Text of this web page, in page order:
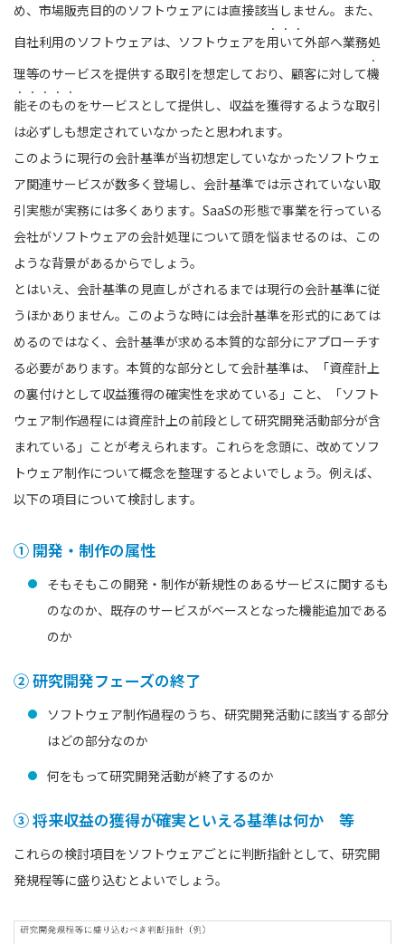
め、市場販売目的のソフトウェアには直接該当しません。また、
自社利用のソフトウェアは、ソフトウェアを用いて外部へ業務処
理等のサービスを提供する取引を想定しており、顧客に対して機
能そのものをサービスとして提供し、収益を獲得するような取引
は必ずしも想定されていなかったと思われます。
このように現行の会計基準が当初想定していなかったソフトウェ
ア関連サービスが数多く登場し、会計基準では示されていない取
引実態が実務には多くあります。SaaSの形態で事業を行っている
会社がソフトウェアの会計処理について頭を悩ませるのは、この
ような背景があるからでしょう。
とはいえ、会計基準の見直しがされるまでは現行の会計基準に従
うほかありません。このような時には会計基準を形式的にあては
めるのではなく、会計基準が求める本質的な部分にアプローチす
る必要があります。本質的な部分として会計基準は、「資産計上
の裏付けとして収益獲得の確実性を求めている」こと、「ソフト
ウェア制作過程には資産計上の前段として研究開発活動部分が含
まれている」ことが考えられます。これらを念頭に、改めてソフ
トウェア制作について概念を整理するとよいでしょう。例えば、
以下の項目について検討します。
① 開発・制作の属性
そもそもこの開発・制作が新規性のあるサービスに関するも
のなのか、既存のサービスがベースとなった機能追加である
のか
② 研究開発フェーズの終了
ソフトウェア制作過程のうち、研究開発活動に該当する部分
はどの部分なのか
何をもって研究開発活動が終了するのか
③ 将来収益の獲得が確実といえる基準は何か 等
これらの検討項目をソフトウェアごとに判断指針として、研究開
発規程等に盛り込むとよいでしょう。